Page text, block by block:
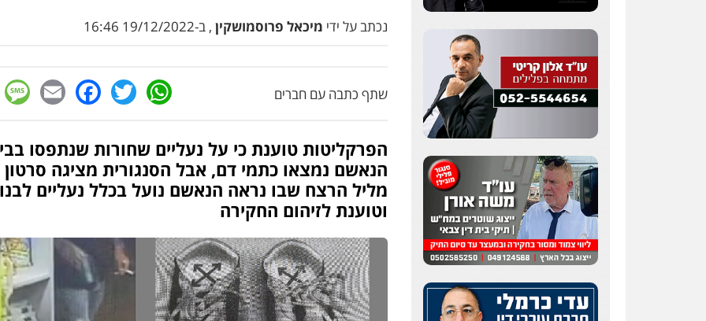
נכתב על ידי מיכאל פרוסמושקין , ב-19/12/2022 16:46
שתף כתבה עם חברים WhatsApp
Twitter
הפרקליטות טוענת כי על נעליים שחורות שנתפסו
הנאשם נמצאו כתמי דם, אבל הסנגורית מציגה סרטון
מליל הרצח שבו נראה הנאשם נועל בכלל נעליים
וטוענת לזיהום החקירה